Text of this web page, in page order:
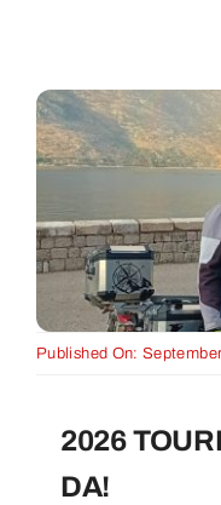
Published On:
2026
DA!